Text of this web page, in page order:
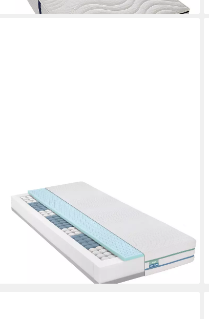
Taschenfederkernmatratze ergonomische Wendematratze
2in1, 2for4 TFK, Irisette, 22 cm hoch, zwei Härtegrade
vereint in einer Matratze – fest und extra fest
ab 299,00 €
UVP599,00 €
lieferbar - in 4-5 Werktagen bei dir